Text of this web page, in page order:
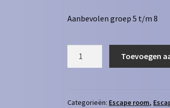
Aanbevolen groep 5 t/m 8
groep
Toevoegen
Categorieën: Escape room,